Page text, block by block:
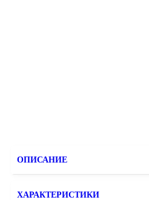
ОПИСАНИЕ
ХАРАКТЕРИСТИКИ